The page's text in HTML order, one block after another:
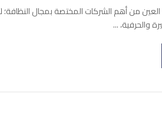
من أهم الشركات المختصة بمجال النظافة؛
والحرفية، ...